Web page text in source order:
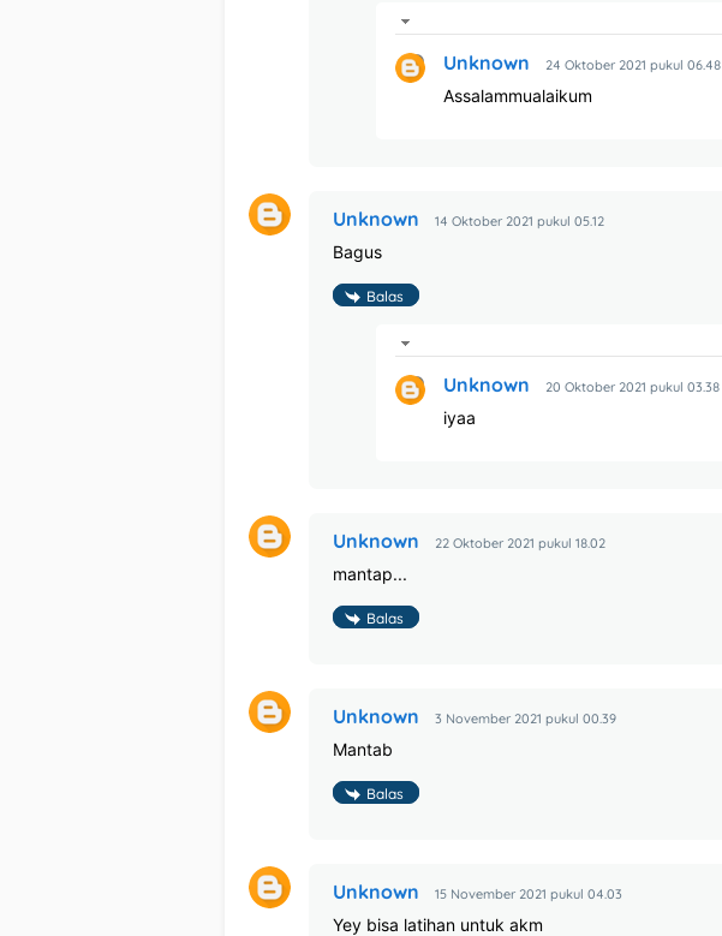
Unknown 24 Oktober 2021 pukul 06.48
Assalammualaikum
Unknown 14 Oktober 2021 pukul 05.12
Bagus
Balas
Unknown 20 Oktober 2021 pukul 03.38
iyaa
Unknown 22 Oktober 2021 pukul 18.02
mantap...
Balas
Unknown 3 November 2021 pukul 00.39
Mantab
Balas
Unknown 15 November 2021 pukul 04.03
Yey bisa latihan untuk akm